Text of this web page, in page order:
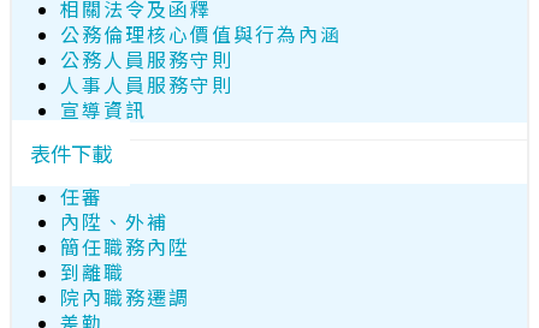
相關法令及函釋
公務倫理核心價值與行為內涵
公務人員服務守則
人事人員服務守則
宣導資訊
表件下載
任審
內陞、外補
簡任職務內陞
到離職
院內職務遷調